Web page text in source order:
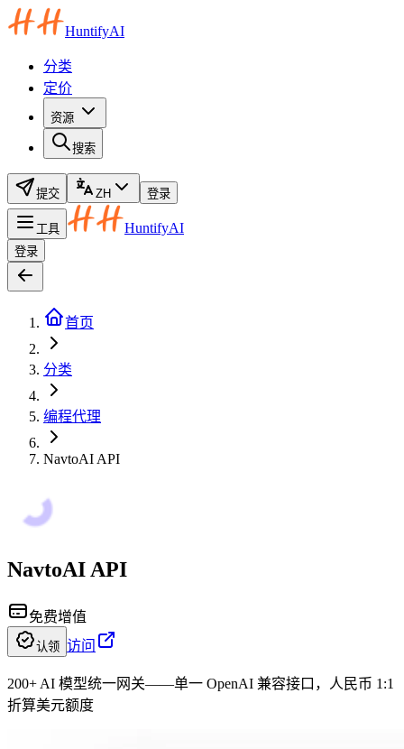
HuntifyAI
分类
定价
资源
搜索
提交 ZH 登录
工具 HuntifyAI
登录
首页
分类
编程代理
NavtoAI API
NavtoAI API
免费增值
认领 访问
200+ AI 模型统一网关——单一 OpenAI 兼容接口，人民币 1:1
折算美元额度